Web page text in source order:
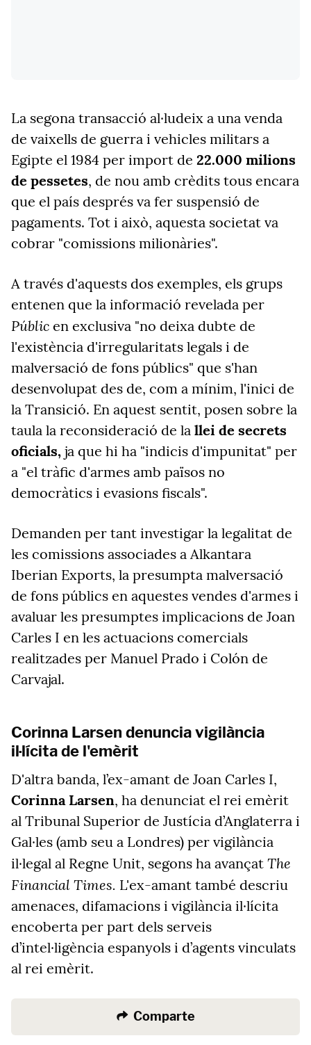
La segona transacció al·ludeix a una venda
de vaixells de guerra i vehicles militars a
Egipte el 1984 per import de 22.000 milions
de pessetes, de nou amb crèdits tous encara
que el país després va fer suspensió de
pagaments. Tot i això, aquesta societat va
cobrar "comissions milionàries".
A través d'aquests dos exemples, els grups
entenen que la informació revelada per
Públic en exclusiva "no deixa dubte de
l'existència d'irregularitats legals i de
malversació de fons públics" que s'han
desenvolupat des de, com a mínim, l'inici de
la Transició. En aquest sentit, posen sobre la
taula la reconsideració de la llei de secrets
oficials, ja que hi ha "indicis d'impunitat" per
a "el tràfic d'armes amb països no
democràtics i evasions fiscals".
Demanden per tant investigar la legalitat de
les comissions associades a Alkantara
Iberian Exports, la presumpta malversació
de fons públics en aquestes vendes d'armes i
avaluar les presumptes implicacions de Joan
Carles I en les actuacions comercials
realitzades per Manuel Prado i Colón de
Carvajal.
Corinna Larsen denuncia vigilància
il·lícita de l'emèrit
D'altra banda, l’ex-amant de Joan Carles I,
Corinna Larsen, ha denunciat el rei emèrit
al Tribunal Superior de Justícia d’Anglaterra i
Gal·les (amb seu a Londres) per vigilància
il·legal al Regne Unit, segons ha avançat The
Financial Times. L'ex-amant també descriu
amenaces, difamacions i vigilància il·lícita
encoberta per part dels serveis
d’intel·ligència espanyols i d’agents vinculats
al rei emèrit.
Comparte